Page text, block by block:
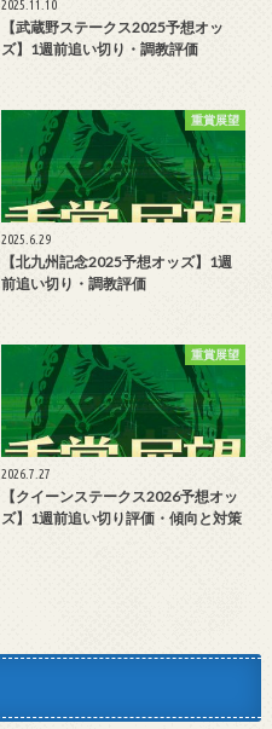
2025.11.10
【武蔵野ステークス2025予想オッ
ズ】1週前追い切り・調教評価
重賞展望
2025.6.29
【北九州記念2025予想オッズ】1週
前追い切り・調教評価
重賞展望
2026.7.27
【クイーンステークス2026予想オッ
ズ】1週前追い切り評価・傾向と対策